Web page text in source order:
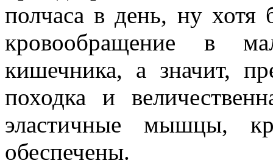
полчаса в день, ну
кровообращение в
кишечника, а значит,
походка и
эластичные мышцы,
обеспечены.